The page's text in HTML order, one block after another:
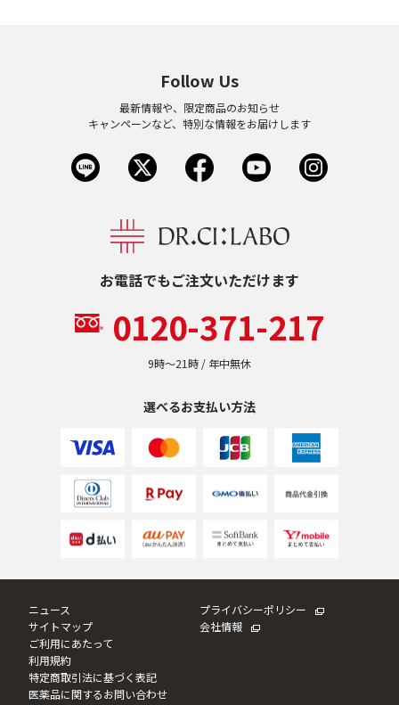
お電話でもご注文いただけます
0120-371-217
9時〜21時 / 年中無休
選べるお支払い方法
Follow Us
最新情報や、限定商品のお知らせ
キャンペーンなど、特別な情報をお届けします
ニュース
サイトマップ
ご利用にあたって
利用規約
特定商取引法に基づく表記
医薬品に関するお問い合わせ
プライバシーポリシー
会社情報